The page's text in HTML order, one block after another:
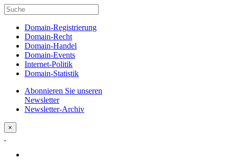
Domain-Registrierung
Domain-Recht
Domain-Handel
Domain-Events
Internet-Politik
Domain-Statistik
Abonnieren Sie unseren
Newsletter
Newsletter-Archiv
×